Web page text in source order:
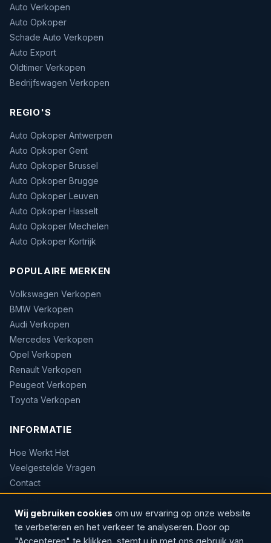
Auto Verkopen
Auto Opkoper
Schade Auto Verkopen
Auto Export
Oldtimer Verkopen
Bedrijfswagen Verkopen
REGIO'S
Auto Opkoper Antwerpen
Auto Opkoper Gent
Auto Opkoper Brussel
Auto Opkoper Brugge
Auto Opkoper Leuven
Auto Opkoper Hasselt
Auto Opkoper Mechelen
Auto Opkoper Kortrijk
POPULAIRE MERKEN
Volkswagen Verkopen
BMW Verkopen
Audi Verkopen
Mercedes Verkopen
Opel Verkopen
Renault Verkopen
Peugeot Verkopen
Toyota Verkopen
INFORMATIE
Hoe Werkt Het
Veelgestelde Vragen
Contact
Wij gebruiken cookies om uw ervaring op onze website
te verbeteren en het verkeer te analyseren. Door op
"Accepteren" te klikken, stemt u in met ons gebruik van